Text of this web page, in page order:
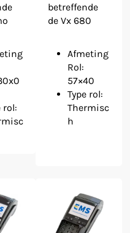
rol:
betreffende
de Vx 680
Afmeting
Rol:
57×40
Type rol:
Thermisc
h